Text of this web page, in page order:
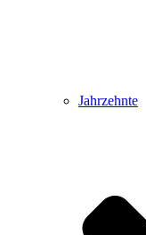
Jahrzehnte